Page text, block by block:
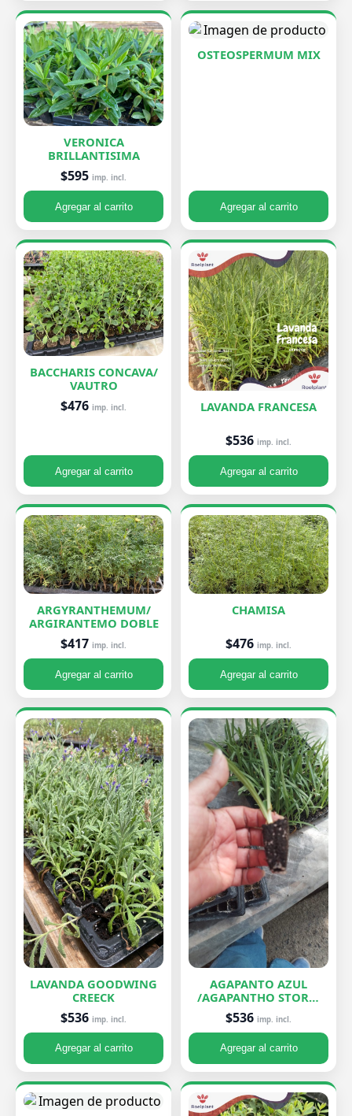
VERONICA
BRILLANTISIMA
$595 imp. incl.
Agregar al carrito
OSTEOSPERMUM MIX
Agregar al carrito
BACCHARIS CONCAVA/
VAUTRO
$476 imp. incl.
Agregar al carrito
LAVANDA FRANCESA
$536 imp. incl.
Agregar al carrito
ARGYRANTHEMUM/
ARGIRANTEMO DOBLE
$417 imp. incl.
Agregar al carrito
CHAMISA
$476 imp. incl.
Agregar al carrito
LAVANDA GOODWING
CREECK
$536 imp. incl.
Agregar al carrito
AGAPANTO AZUL
/AGAPANTHO STORM
CLOUD
$536 imp. incl.
Agregar al carrito